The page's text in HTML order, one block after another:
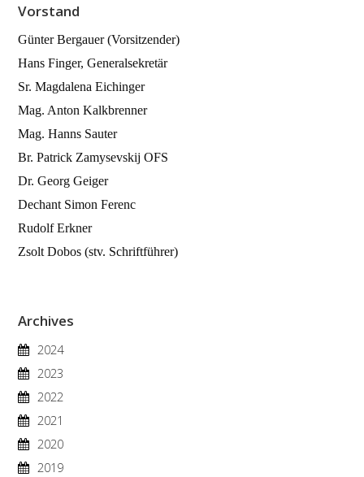
Vorstand
Günter Bergauer (Vorsitzender)
Hans Finger, Generalsekretär
Sr. Magdalena Eichinger
Mag. Anton Kalkbrenner
Mag. Hanns Sauter
Br. Patrick Zamysevskij OFS
Dr. Georg Geiger
Dechant Simon Ferenc
Rudolf Erkner
Zsolt Dobos (stv. Schriftführer)
Archives
2024
2023
2022
2021
2020
2019